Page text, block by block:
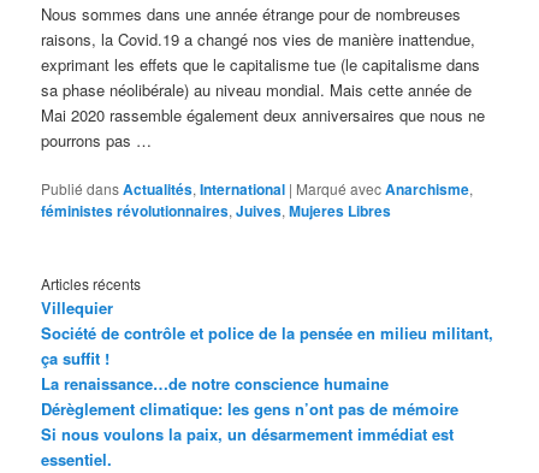
Nous sommes dans une année étrange pour de nombreuses
raisons, la Covid.19 a changé nos vies de manière inattendue,
exprimant les effets que le capitalisme tue (le capitalisme dans
sa phase néolibérale) au niveau mondial. Mais cette année de
Mai 2020 rassemble également deux anniversaires que nous ne
pourrons pas …
Publié dansActualités,International | Marqué avecAnarchisme,
féministes révolutionnaires,Juives,Mujeres Libres
Articles récents
Villequier
Société de contrôle et police de la pensée en milieu militant,
ça suffit !
La renaissance…de notre conscience humaine
Dérèglement climatique: les gens n’ont pas de mémoire
Si nous voulons la paix, un désarmement immédiat est
essentiel.